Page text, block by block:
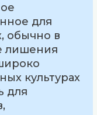
для
обычно в
лишения
культурах
для